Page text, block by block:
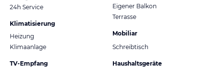
24h Service
Klimatisierung
Heizung
Klimaanlage
TV-Empfang
Eigener Balkon
Terrasse
Mobiliar
Schreibtisch
Haushaltsgeräte